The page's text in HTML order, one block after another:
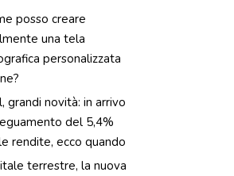
posso creare
una tela
personalizzata
grandi novità: in arrivo
del 5,4%
rendite, ecco quando
terrestre, la nuova